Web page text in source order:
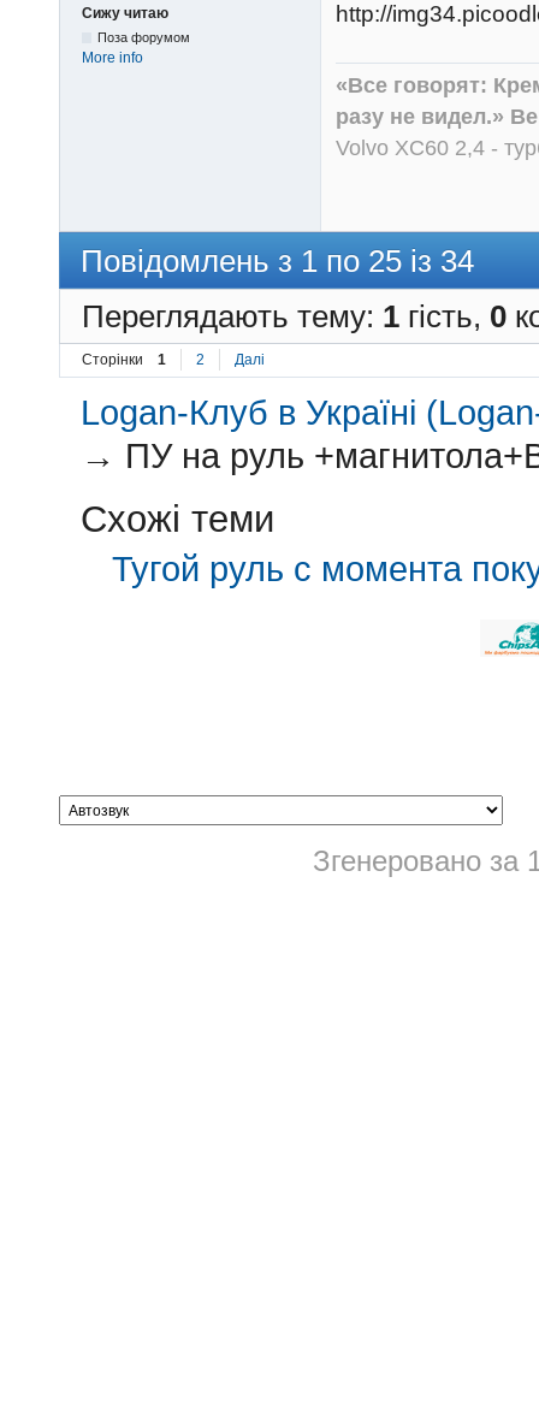
Сижу читаю
Поза форумом
More info
«Все говорят:
разу не видел.»
Volvo XC60 2,4 -
Повідомлень з 1 по 25 із 34
Переглядають тему: 1 гість, 0
Сторінки 1 2 Далі
Logan-Клуб в Україні
→ ПУ на руль
Схожі теми
Тугой руль с момента
Згенеровано за